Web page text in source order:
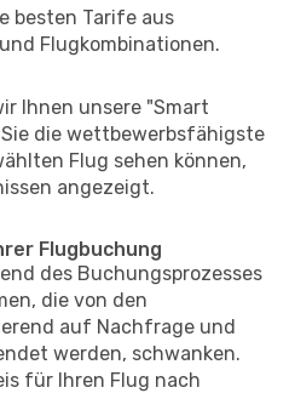
besten Tarife aus
Flugkombinationen.
Ihnen unsere "Smart
die wettbewerbsfähigste
Flug sehen können,
angezeigt.
Flugbuchung
des Buchungsprozesses
die von den
auf Nachfrage und
werden, schwanken.
für Ihren Flug nach